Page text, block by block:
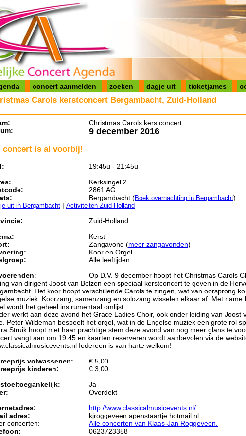
concert aanmelden zoeken dagje uit ticketjames
Carols kerstconcert Bergambacht, Zuid-Holland
Christmas Carols kerstconcert
9 december 2016
concert is al voorbij!
19:45u - 21:45u
Kerksingel 2
2861 AG
Bergambacht (Boek overnachting in Bergambacht)
uit in Bergambacht | Activiteiten Zuid-Holland
Zuid-Holland
Kerst
Zangavond (meer zangavonden)
Koor en Orgel
Alle leeftijden
Op D.V. 9 december hoopt het Christmas Carols
van dirigent Joost van Belzen een speciaal kerstconcert te geven in de
Het koor hoopt verschillende Carols te zingen, wat van oorsprong
muziek. Koorzang, samenzang en solozang wisselen elkaar af. Met name
wordt het geheel instrumentaal omlijst.
werkt aan deze avond het Grace Ladies Choir, ook onder leiding van Joost
Peter Wildeman bespeelt het orgel, wat in de Engelse muziek een grote rol
Struik hoopt met haar prachtige stem deze avond van nog meer glans te
vangt aan om 19:45 en kaarten reserveren wordt aanbevolen via de
Iedereen is van harte welkom!
volwassenen:
€ 5,00
kinderen:
€ 3,00
Ja
Overdekt
http://www.classicalmusicevents.nl/
adres:
kjroggeveen apenstaartje hotmail.nl
concerten:
Alle concerten van Klaas-Jan Roggeveen.
0623723358